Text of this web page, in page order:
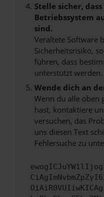
Stelle sicher,
Betriebssystem
sind.
Veraltete Software
Sicherheitsrisiko,
führen, dass
unterstützt werden.
Wende dich an
Wenn du alle oben
hast, kontaktiere
versuchen, das
uns diesen Text
Fehlersuche zu